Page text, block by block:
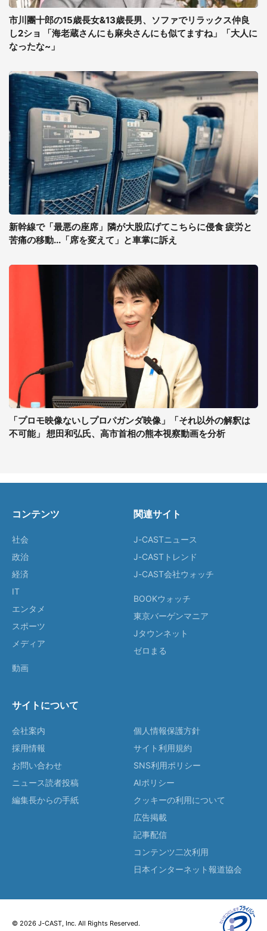
市川團十郎の15歳長女&13歳長男、ソファでリラックス仲良
し2ショ 「海老蔵さんにも麻央さんにも似てますね」「大人に
なったな~」
新幹線で「最悪の座席」隣が大股広げてこちらに侵食 疲労と
苦痛の移動...「席を変えて」と車掌に訴え
「プロモ映像ないしプロパガンダ映像」「それ以外の解釈は
不可能」 想田和弘氏、高市首相の熊本視察動画を分析
コンテンツ
社会
政治
経済
IT
エンタメ
スポーツ
メディア
動画
関連サイト
J-CASTニュース
J-CASTトレンド
J-CAST会社ウォッチ
BOOKウォッチ
東京バーゲンマニア
Jタウンネット
ゼロまる
サイトについて
会社案内
採用情報
お問い合わせ
ニュース読者投稿
編集長からの手紙
個人情報保護方針
サイト利用規約
SNS利用ポリシー
AIポリシー
クッキーの利用について
広告掲載
記事配信
コンテンツ二次利用
日本インターネット報道協会
© 2026 J-CAST, Inc. All Rights Reserved.